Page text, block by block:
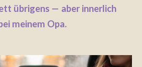
übrigens — aber innerlich
meinem Opa.